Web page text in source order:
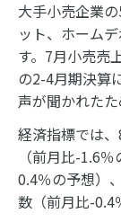
大手小売企業
ット、ホーム
す。7月小売売
の2-4月期決算
声が聞かれた
経済指標では
（前月比-1.6
0.4％の予想）
数（前月比-0.4